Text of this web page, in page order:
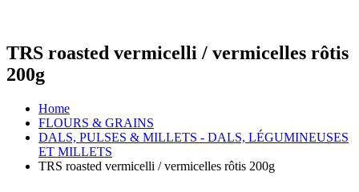
TRS roasted vermicelli / vermicelles rôtis
200g
Home
FLOURS & GRAINS
DALS, PULSES & MILLETS - DALS, LÉGUMINEUSES
ET MILLETS
TRS roasted vermicelli / vermicelles rôtis 200g